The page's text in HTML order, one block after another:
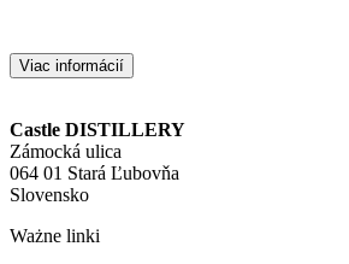
Viac informácií
Castle DISTILLERY
Zámocká ulica
064 01 Stará Ľubovňa
Slovensko
Ważne linki